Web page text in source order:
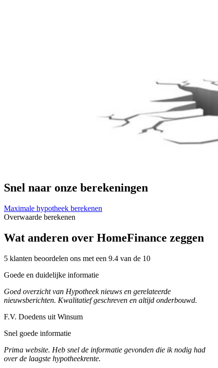
Snel naar onze berekeningen
Maximale hypotheek berekenen
Overwaarde berekenen
Wat anderen over HomeFinance zeggen
5 klanten beoordelen ons met een 9.4 van de 10
Goede en duidelijke informatie
Goed overzicht van Hypotheek nieuws en gerelateerde
nieuwsberichten. Kwalitatief geschreven en altijd onderbouwd.
F.V. Doedens uit Winsum
Snel goede informatie
Prima website. Heb snel de informatie gevonden die ik nodig had
over de laagste hypotheekrente.